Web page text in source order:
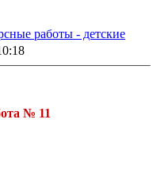
работы - детские
№ 11